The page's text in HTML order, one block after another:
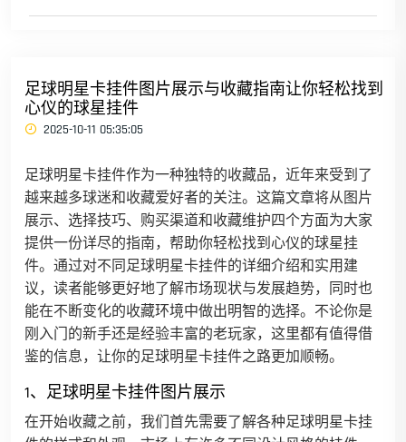
足球明星卡挂件图片展示与收藏指南让你轻松找到
心仪的球星挂件
2025-10-11 05:35:05
足球明星卡挂件作为一种独特的收藏品，近年来受到了
越来越多球迷和收藏爱好者的关注。这篇文章将从图片
展示、选择技巧、购买渠道和收藏维护四个方面为大家
提供一份详尽的指南，帮助你轻松找到心仪的球星挂
件。通过对不同足球明星卡挂件的详细介绍和实用建
议，读者能够更好地了解市场现状与发展趋势，同时也
能在不断变化的收藏环境中做出明智的选择。不论你是
刚入门的新手还是经验丰富的老玩家，这里都有值得借
鉴的信息，让你的足球明星卡挂件之路更加顺畅。
1、足球明星卡挂件图片展示
在开始收藏之前，我们首先需要了解各种足球明星卡挂